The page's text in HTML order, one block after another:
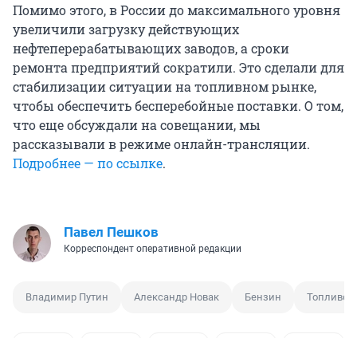
Помимо этого, в России до максимального уровня
увеличили загрузку действующих
нефтеперерабатывающих заводов, а сроки
ремонта предприятий сократили. Это сделали для
стабилизации ситуации на топливном рынке,
чтобы обеспечить бесперебойные поставки. О том,
что еще обсуждали на совещании, мы
рассказывали в режиме онлайн-трансляции.
Подробнее — по ссылке.
Павел Пешков
Корреспондент оперативной редакции
Владимир Путин Александр Новак Бензин Топливо